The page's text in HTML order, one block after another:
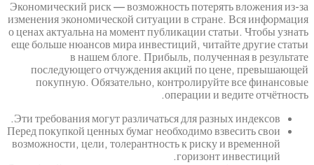
Экономический риск — возможность
изменения экономической ситуации в
о ценах актуальна на момент публикации
еще больше нюансов мира инвестиций,
в нашем блоге. Прибыль,
последующего отчуждения акций по
покупную. Обязательно,
операции и
Эти требования могут различаться для
Перед покупкой ценных бумаг необходимо
возможности, цели, толерантность к риску
горизонт